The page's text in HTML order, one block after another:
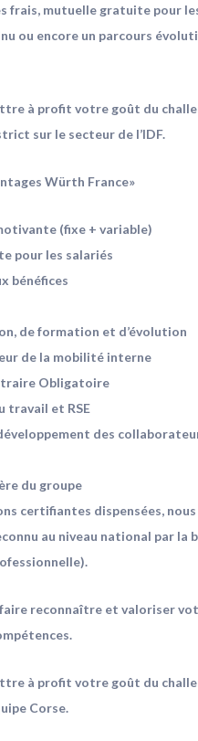
frais, mutuelle gratuite pour
ou encore un parcours
à profit votre goût du
sur le secteur de l’IDF.
Würth France»
(fixe + variable)
pour les salariés
bénéfices
de formation et d’évolution
de la mobilité interne
Obligatoire
travail et RSE
des
du groupe
certifiantes dispensées,
au niveau national par la
reconnaître et valoriser
à profit votre goût du
Corse.